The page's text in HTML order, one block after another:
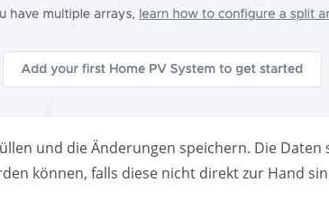
und die Änderungen speichern. Die Daten
können, falls diese nicht direkt zur Hand